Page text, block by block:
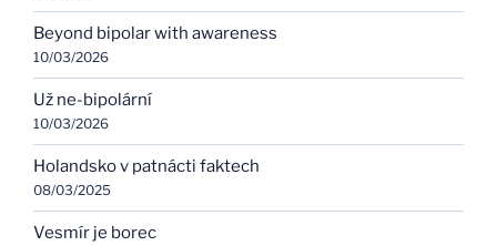
Beyond bipolar with awareness
10/03/2026
Už ne-bipolární
10/03/2026
Holandsko v patnácti faktech
08/03/2025
Vesmír je borec